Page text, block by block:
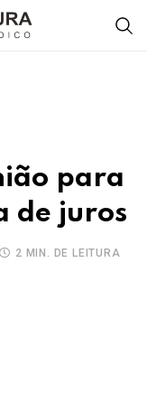
para
de juros
2 MIN. DE LEITURA